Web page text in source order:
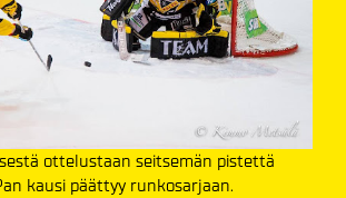
ottelustaan seitsemän pistettä
kausi päättyy runkosarjaan.